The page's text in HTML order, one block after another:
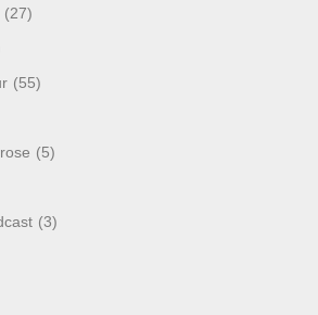
(27)
(55)
(5)
(3)